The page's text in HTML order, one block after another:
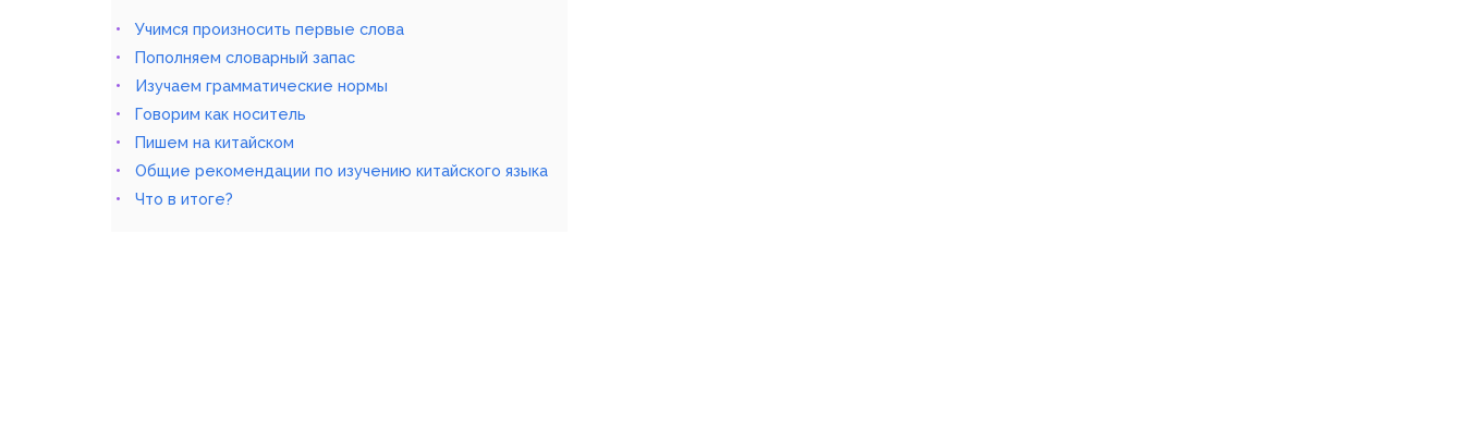
Учимся произносить первые слова
Пополняем словарный запас
Изучаем грамматические нормы
Говорим как носитель
Пишем на китайском
Общие рекомендации по изучению китайского языка
Что в итоге?